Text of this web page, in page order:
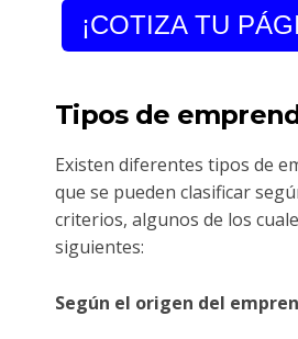
¡COTIZA TU
Tipos de
Existen diferentes tipos de
que se pueden clasificar
criterios, algunos de los
siguientes:
Según el origen del